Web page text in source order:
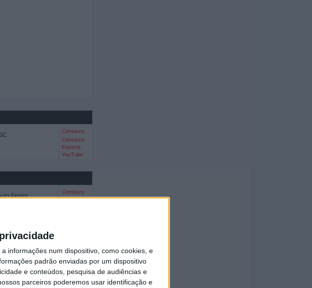
informações num dispositivo, como cookies, e
padrão enviadas por um dispositivo
e conteúdos, pesquisa de audiências e
parceiros poderemos usar identificação e
Centauro
Centauro
Esporte
YouTube
São Paulo Feminino
Centauro
Centauro
e onde os jogos do canal
dados: